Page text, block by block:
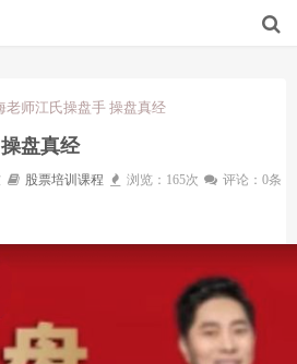
老师江氏操盘手 操盘真经
盘真经
股票培训课程 浏览：165次 评论：0条